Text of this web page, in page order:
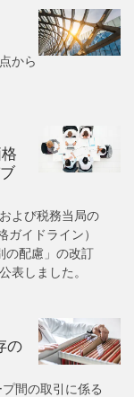
から
よび税務当局の
イドライン）
の配慮」の改訂
表しました。
の
間の取引に係る